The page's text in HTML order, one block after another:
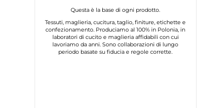
Questa è la base di ogni prodotto.
Tessuti, maglieria, cucitura, taglio, finiture, etichette e
confezionamento. Produciamo al 100% in Polonia, in
laboratori di cucito e maglieria affidabili con cui
lavoriamo da anni. Sono collaborazioni di lungo
periodo basate su fiducia e regole corrette.